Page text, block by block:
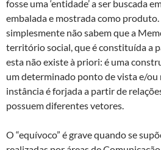
fosse uma ‘entidade’ a ser buscada
embalada e mostrada como produto.
simplesmente não sabem que a
território social, que é constituída a
esta não existe à priori: é uma
um determinado ponto de vista e/
instância é forjada a partir de
possuem diferentes vetores.
O “equívoco” é grave quando se